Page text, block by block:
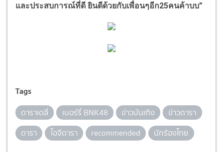
และประสบการณ์ที่ดี ยินดีด้วยกับเพื่อนๆอีก25คนค้าบบ”
Tags
ดาราเดลี่ เบอร์รี่ BNK48 ข่าวบันเทิง
ข่าวดารา
ดารา
ไอจีดารา recommended นักร้องไทย